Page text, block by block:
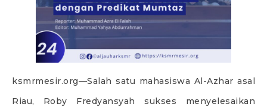
ksmrmesir.org—Salah satu mahasiswa Al-Azhar asal
Riau, Roby Fredyansyah sukses menyelesaikan